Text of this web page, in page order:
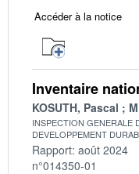
Accéder à la notice
Inventaire
KOSUTH, Pascal
INSPECTION GENERALE
DEVELOPPEMENT
Rapport: août 2024
n°014350-01